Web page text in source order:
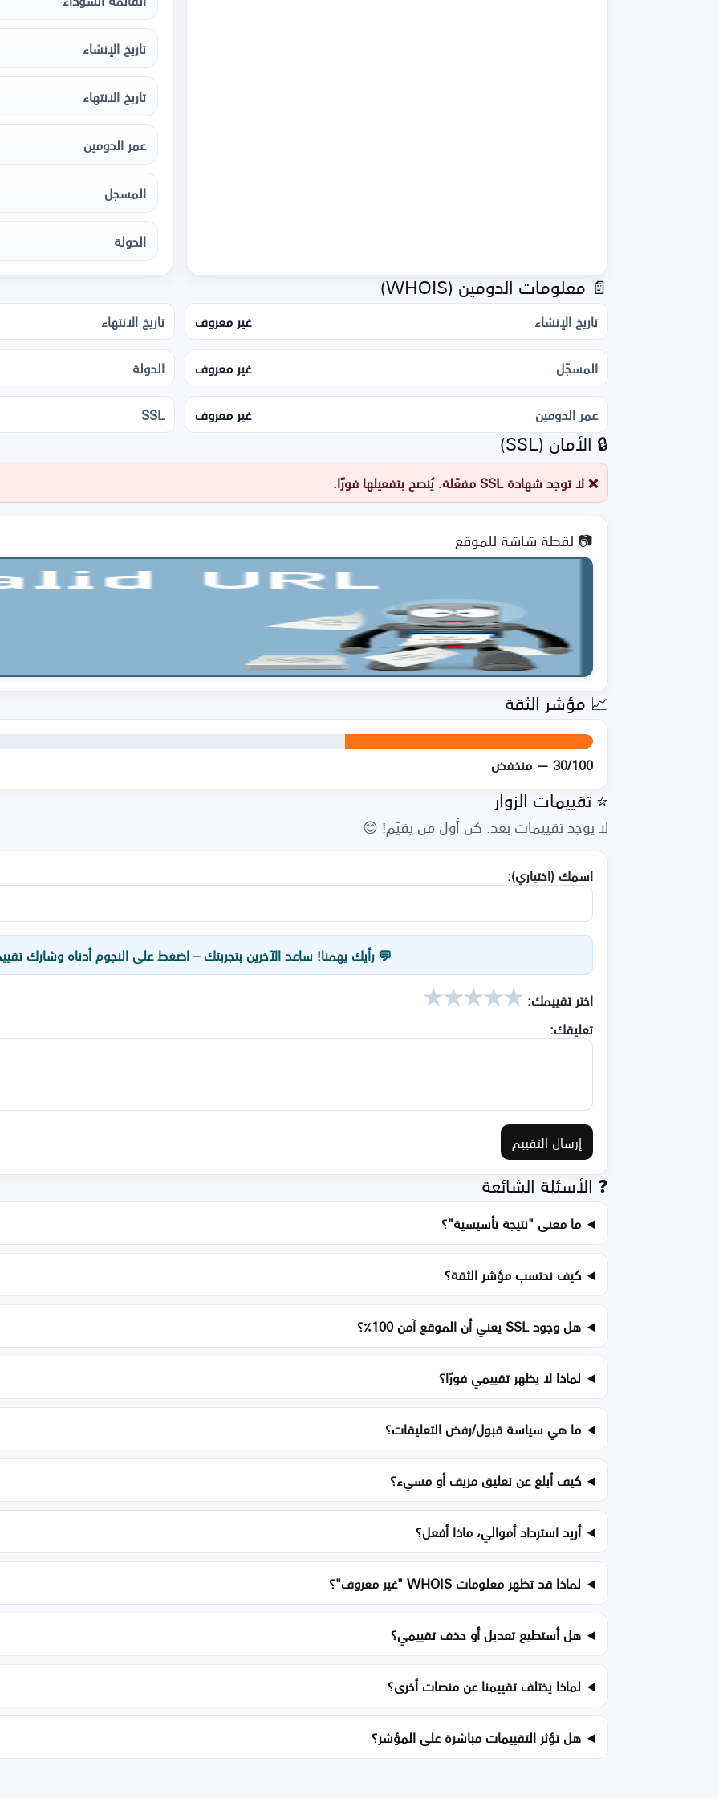
تاريخ الإنشاء
تاريخ الانتهاء
عمر الدومين
المسجل
الدولة
📄 معلومات الدومين (WHOIS)
تاريخ الإنشاء غير معروف
تاريخ الانتهاء
المسجّل
غير معروف
الدولة
عمر الدومين
غير معروف SSL
🔒 الأمان (SSL)
❌ لا توجد شهادة SSL مفعّلة. يُنصح بتفعيلها فورًا.
📷 لقطة شاشة للموقع
📈 مؤشر الثقة
30/100 — منخفض
⭐ تقييمات الزوار
لا يوجد تقييمات بعد. كن أول من يقيّم! 😊
اسمك (اختياري):
💬 رأيك يهمنا! ساعد الآخرين بتجربتك – اضغط على النجوم أدناه وشارك
اختر تقييمك: ★
★
★
★
★
تعليقك:
إرسال التقييم
❓ الأسئلة الشائعة
ما معنى "نتيجة تأسيسية"؟
كيف نحتسب مؤشر الثقة؟
هل وجود SSL يعني أن الموقع آمن 100٪؟
لماذا لا يظهر تقييمي فورًا؟
ما هي سياسة قبول/رفض التعليقات؟
كيف أبلغ عن تعليق مزيف أو مسيء؟
أريد استرداد أموالي، ماذا أفعل؟
لماذا قد تظهر معلومات WHOIS "غير معروف"؟
هل أستطيع تعديل أو حذف تقييمي؟
لماذا يختلف تقييمنا عن منصات أخرى؟
هل تؤثر التقييمات مباشرة على المؤشر؟